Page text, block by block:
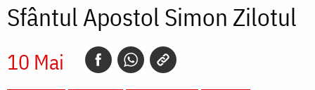
Sfântul Apostol Simon Zilotul
10 Mai